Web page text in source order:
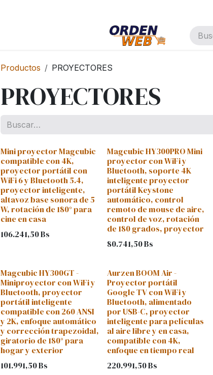
Trabajos
Productos PROYECTORES
PROYECTORES
Mini proyector Magcubic
compatible con 4K,
proyector portátil con
WiFi 6 y Bluetooth 5.4,
proyector inteligente,
altavoz base sonora de 5
W, rotación de 180° para
cine en casa
106.241,50Bs
Magcubic HY300PRO Mini
proyector con WiFi y
Bluetooth, soporte 4K
inteligente proyector
portátil Keystone
automático, control
remoto de mouse de aire,
control de voz, rotación
de 180 grados, proyector
80.741,50Bs
Magcubic HY300GT -
Miniproyector con WiFi y
Bluetooth, proyector
portátil inteligente
compatible con 260 ANSI
y 2K, enfoque automático
y corrección trapezoidal,
giratorio de 180° para
hogar y exterior
101.991,50Bs
Aurzen BOOM Air -
Proyector portátil
Google TV con WiFi y
Bluetooth, alimentado
por USB-C, proyector
inteligente para películas
al aire libre y en casa,
compatible con 4K,
enfoque en tiempo real
220.991,50Bs